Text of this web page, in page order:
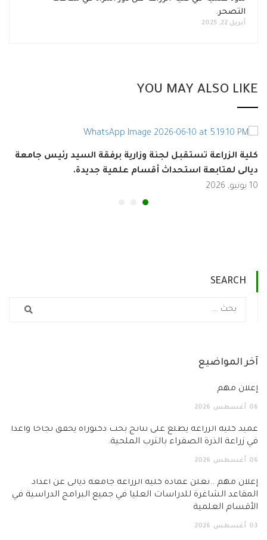
التصحر.
YOU MAY ALSO
الزراعة تستقبل لجنة وزارية برفقة السيد رئيس جامعة
لمتابعة استحداث أقسام علمية جديدة.
SEARCH
المواضيع
مهم
أغسطس 2026
كلية الزراعة يطّلع على نتائج بحث دكتوراه يحقق نجاحاً واعداً
زراعة الذرة الصفراء بالترب الملحية.
أغسطس 2026
مهم ..تعلن عمادة كلية الزراعة جامعة ديالى عن أعداد
الشاغرة للدراسات العليا في جميع البرامج الدراسية في
العلمية
أغسطس 2026